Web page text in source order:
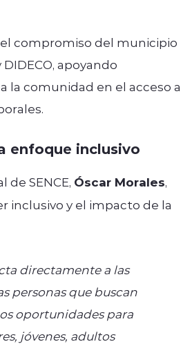
compromiso del municipio
apoyando
la comunidad en el acceso a
enfoque inclusivo
de SENCE, Óscar Morales,
inclusivo y el impacto de la
directamente a las
personas que buscan
oportunidades para
jóvenes, adultos